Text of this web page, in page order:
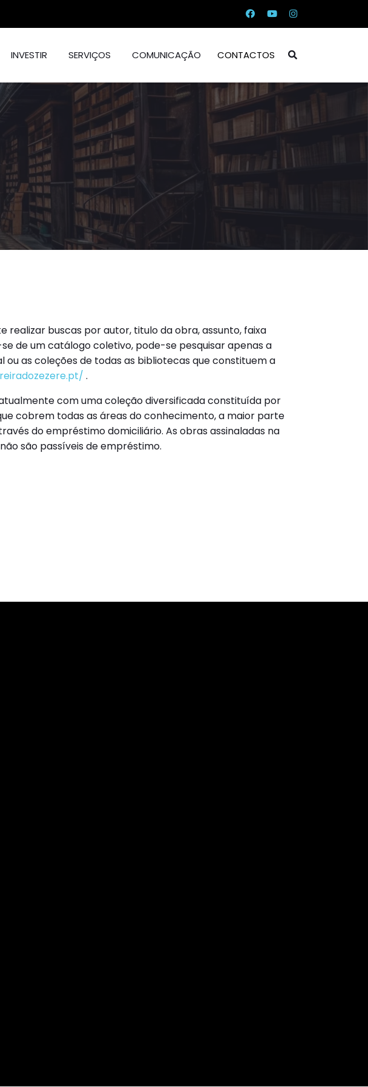
INVESTIR SERVIÇOS COMUNICAÇÃO CONTACTOS
realizar buscas por autor, titulo da obra, assunto, faixa
de um catálogo coletivo, pode-se pesquisar apenas a
ou as coleções de todas as bibliotecas que constituem a
.
com uma coleção diversificada constituída por
cobrem todas as áreas do conhecimento, a maior parte
do empréstimo domiciliário. As obras assinaladas na
são passíveis de empréstimo.